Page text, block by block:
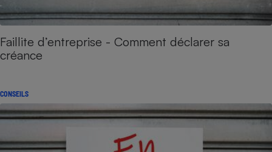
Faillite d’entreprise - Comment déclarer sa
créance
CONSEILS